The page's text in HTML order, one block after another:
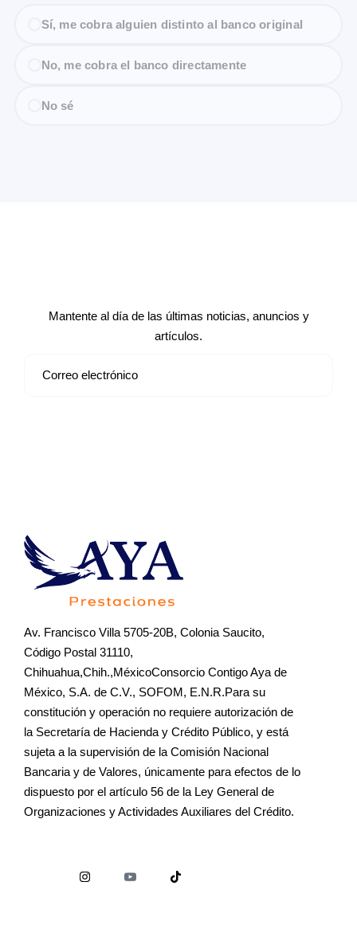
Sí, me cobra alguien distinto al banco original
No, me cobra el banco directamente
No sé
Mantente al día de las últimas noticias, anuncios y
artículos.
Av. Francisco Villa 5705-20B, Colonia Saucito,
Código Postal 31110,
Chihuahua,Chih.,MéxicoConsorcio Contigo Aya de
México, S.A. de C.V., SOFOM, E.N.R.Para su
constitución y operación no requiere autorización de
la Secretaría de Hacienda y Crédito Público, y está
sujeta a la supervisión de la Comisión Nacional
Bancaria y de Valores, únicamente para efectos de lo
dispuesto por el artículo 56 de la Ley General de
Organizaciones y Actividades Auxiliares del Crédito.